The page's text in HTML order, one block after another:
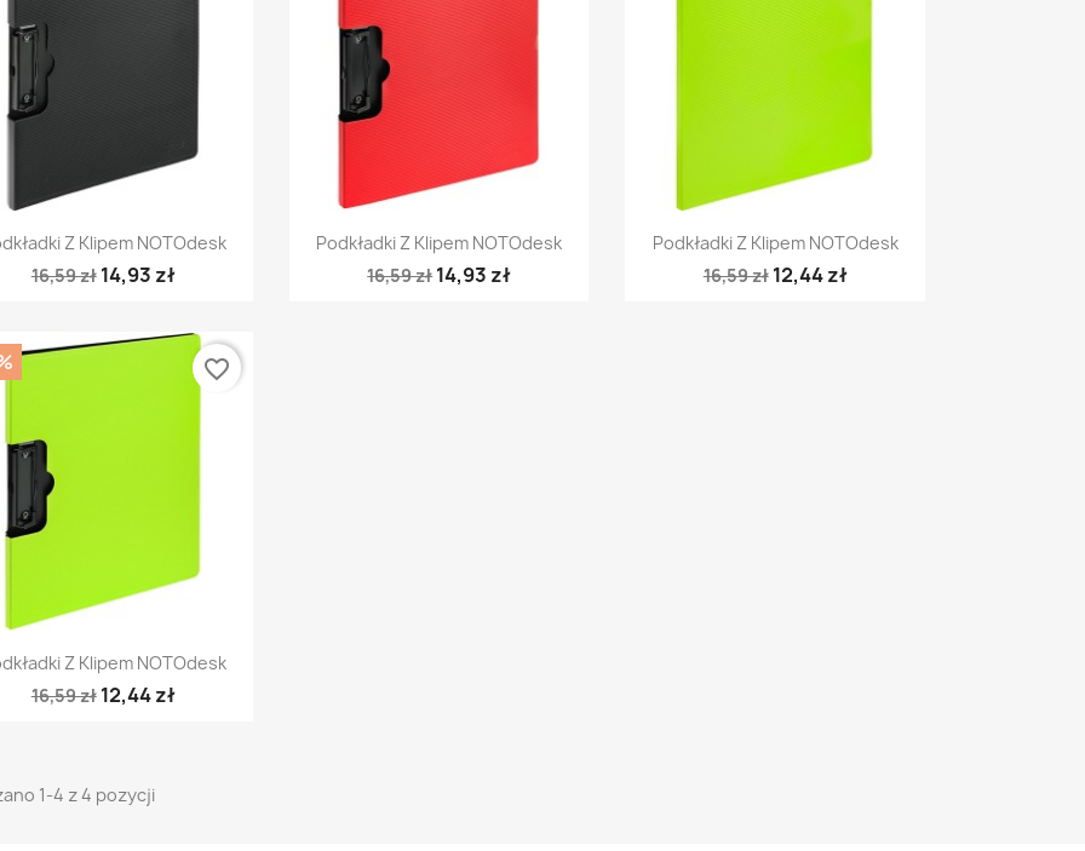
Szybki podgląd
Z Klipem NOTOdesk
16,59 zł 14,93 zł
Szybki podgląd
Podkładki Z Klipem NOTOdesk
16,59 zł14,93 zł
Szybki podgląd
Podkładki Z Klipem NOTOdesk
16,59 zł 12,44 zł
Szybki podgląd
Z Klipem NOTOdesk
16,59 zł 12,44 zł
favorite_border
1-4 z 4 pozycji